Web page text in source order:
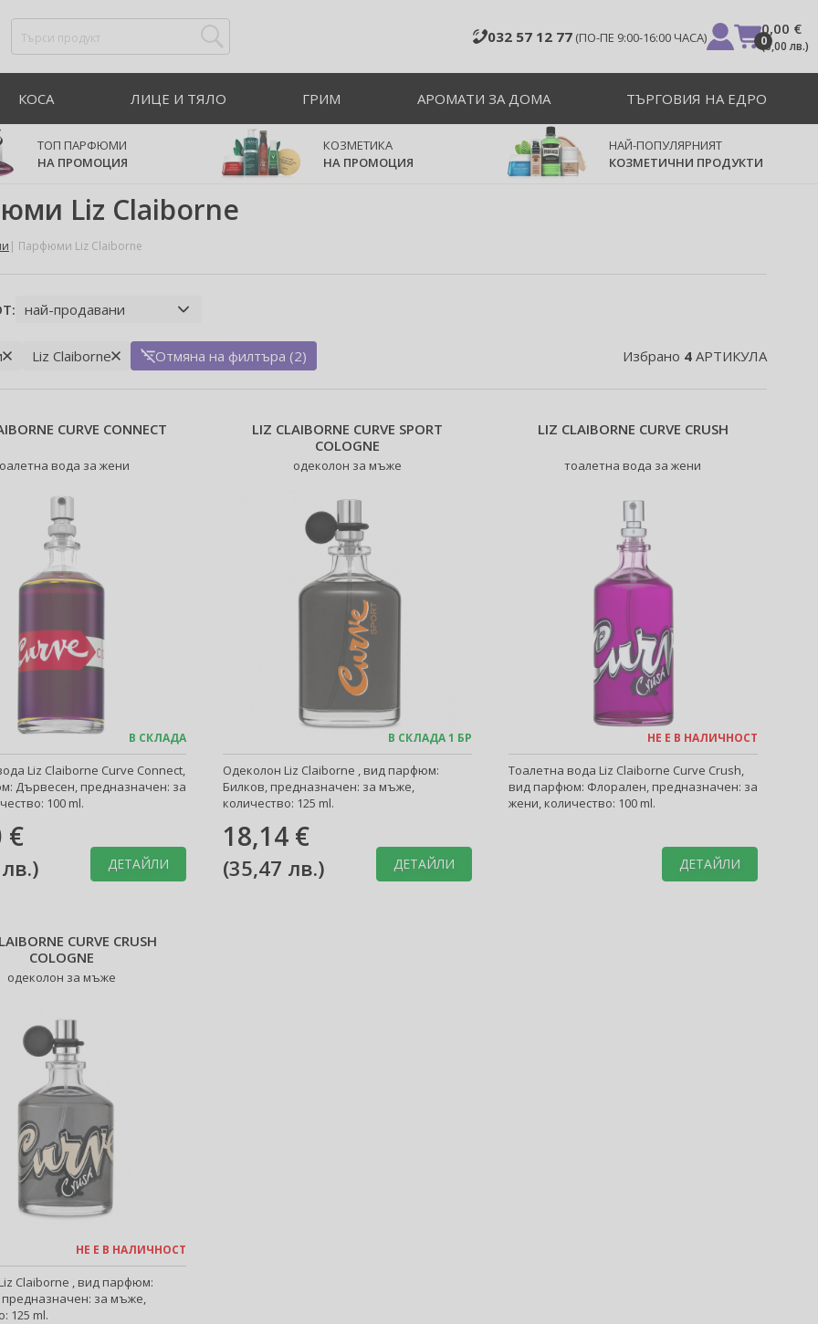
032 57 12 77 (ПО-ПЕ 9:00-16:00 ЧАСА) 0
0,00 €
(0,00 лв.)
КОСА ЛИЦЕ И ТЯЛО ГРИМ АРОМАТИ ЗА ДОМА ТЪРГОВИЯ НА ЕДРО
ТОП ПАРФЮМИ
НА ПРОМОЦИЯ
КОЗМЕТИКА
НА ПРОМОЦИЯ
НАЙ-ПОПУЛЯРНИЯТ
КОЗМЕТИЧНИ ПРОДУКТИ
Liz Claiborne
Парфюми Liz Claiborne
Избрано 4АРТИКУЛА
Liz Claiborne Отмяна на филтъра (2)
CURVE CONNECT
вода за жени
В СКЛАДА
Liz Claiborne Curve Connect,
Дървесен, предназначен: за
100 ml.
€
) ДЕТАЙЛИ
LIZ CLAIBORNE CURVE SPORT
COLOGNE
одеколон за мъже
В СКЛАДА 1 БР
Одеколон Liz Claiborne , вид парфюм:
Билков, предназначен: за мъже,
количество: 125 ml.
18,14 €
(35,47 лв.) ДЕТАЙЛИ
LIZ CLAIBORNE CURVE CRUSH
тоалетна вода за жени
НЕ Е В НАЛИЧНОСТ
Тоалетна вода Liz Claiborne Curve Crush,
вид парфюм: Флорален, предназначен: за
жени, количество: 100 ml.
ДЕТАЙЛИ
CURVE CRUSH
COLOGNE
одеколон за мъже
НЕ Е В НАЛИЧНОСТ
Claiborne , вид парфюм:
за мъже,
125 ml.